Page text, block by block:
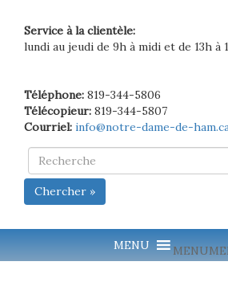
Service à la clientèle:
lundi au jeudi de 9h à midi et de 13h à
Téléphone: 819-344-5806
Télécopieur: 819-344-5807
Courriel: info@notre-dame-de-
Chercher »
MENU